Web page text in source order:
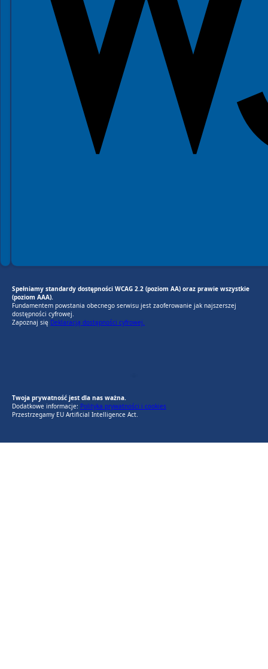
Spełniamy standardy dostępności WCAG 2.2 (poziom AA) oraz prawie wszystkie
(poziom AAA).
Fundamentem powstania obecnego serwisu jest zaoferowanie jak najszerszej
dostępności cyfrowej.
Zapoznaj się Deklaracją dostępności cyfrowej.
Twoja prywatność jest dla nas ważna.
Dodatkowe informacje: Polityka prywatności i cookies
Przestrzegamy EU Artificial Intelligence Act.